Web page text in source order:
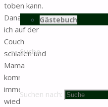
Gästebuch
Suche
Suchen nach:
toben kann.
Danach darf
ich auf der
Couch
schlafen und
Mama
kommt
immer
wieder zum